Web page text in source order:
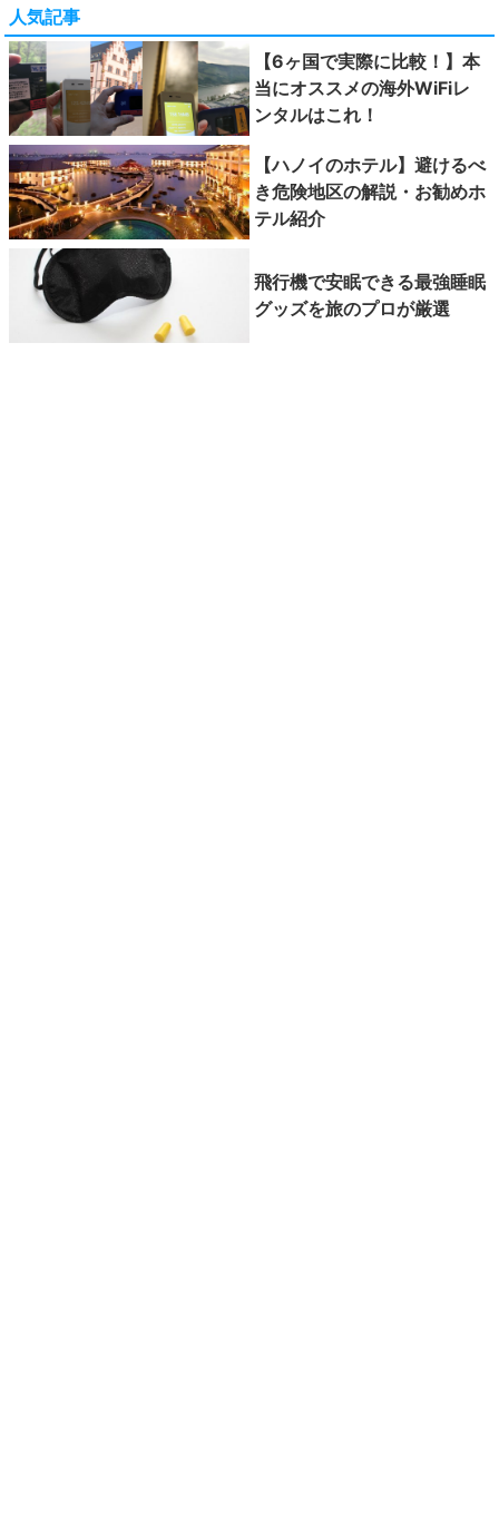
人気記事
【6ヶ国で実際に比較！】本
当にオススメの海外WiFiレ
ンタルはこれ！
【ハノイのホテル】避けるべ
き危険地区の解説・お勧めホ
テル紹介
飛行機で安眠できる最強睡眠
グッズを旅のプロが厳選